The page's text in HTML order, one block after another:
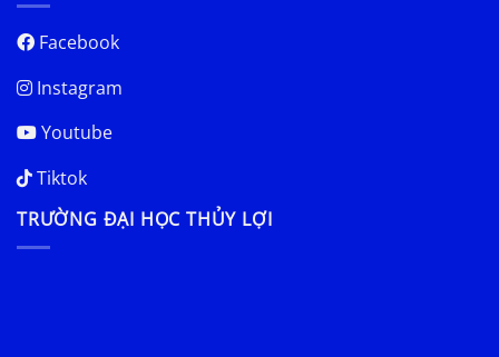
Facebook
Instagram
Youtube
Tiktok
TRƯỜNG ĐẠI HỌC THỦY LỢI